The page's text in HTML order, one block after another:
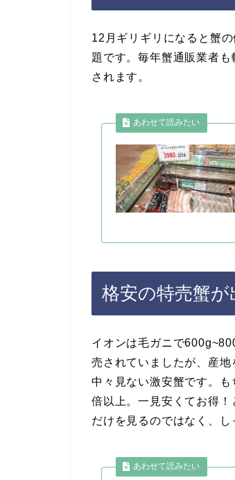
12月ギリギリになると蟹
題です。毎年蟹通販業者
されます。
格安の特売蟹
イオンは毛ガニで
売されていましたが、産
中々見ない激安蟹です。
倍以上。一見安くてお得
だけを見るのではなく、し